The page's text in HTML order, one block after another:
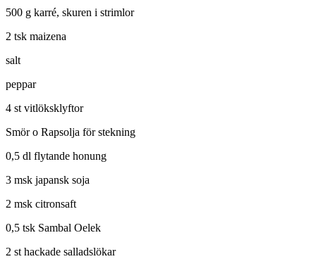
500 g karré, skuren i strimlor
2 tsk maizena
salt
peppar
4 st vitlöksklyftor
Smör o Rapsolja för stekning
0,5 dl flytande honung
3 msk japansk soja
2 msk citronsaft
0,5 tsk Sambal Oelek
2 st hackade salladslökar